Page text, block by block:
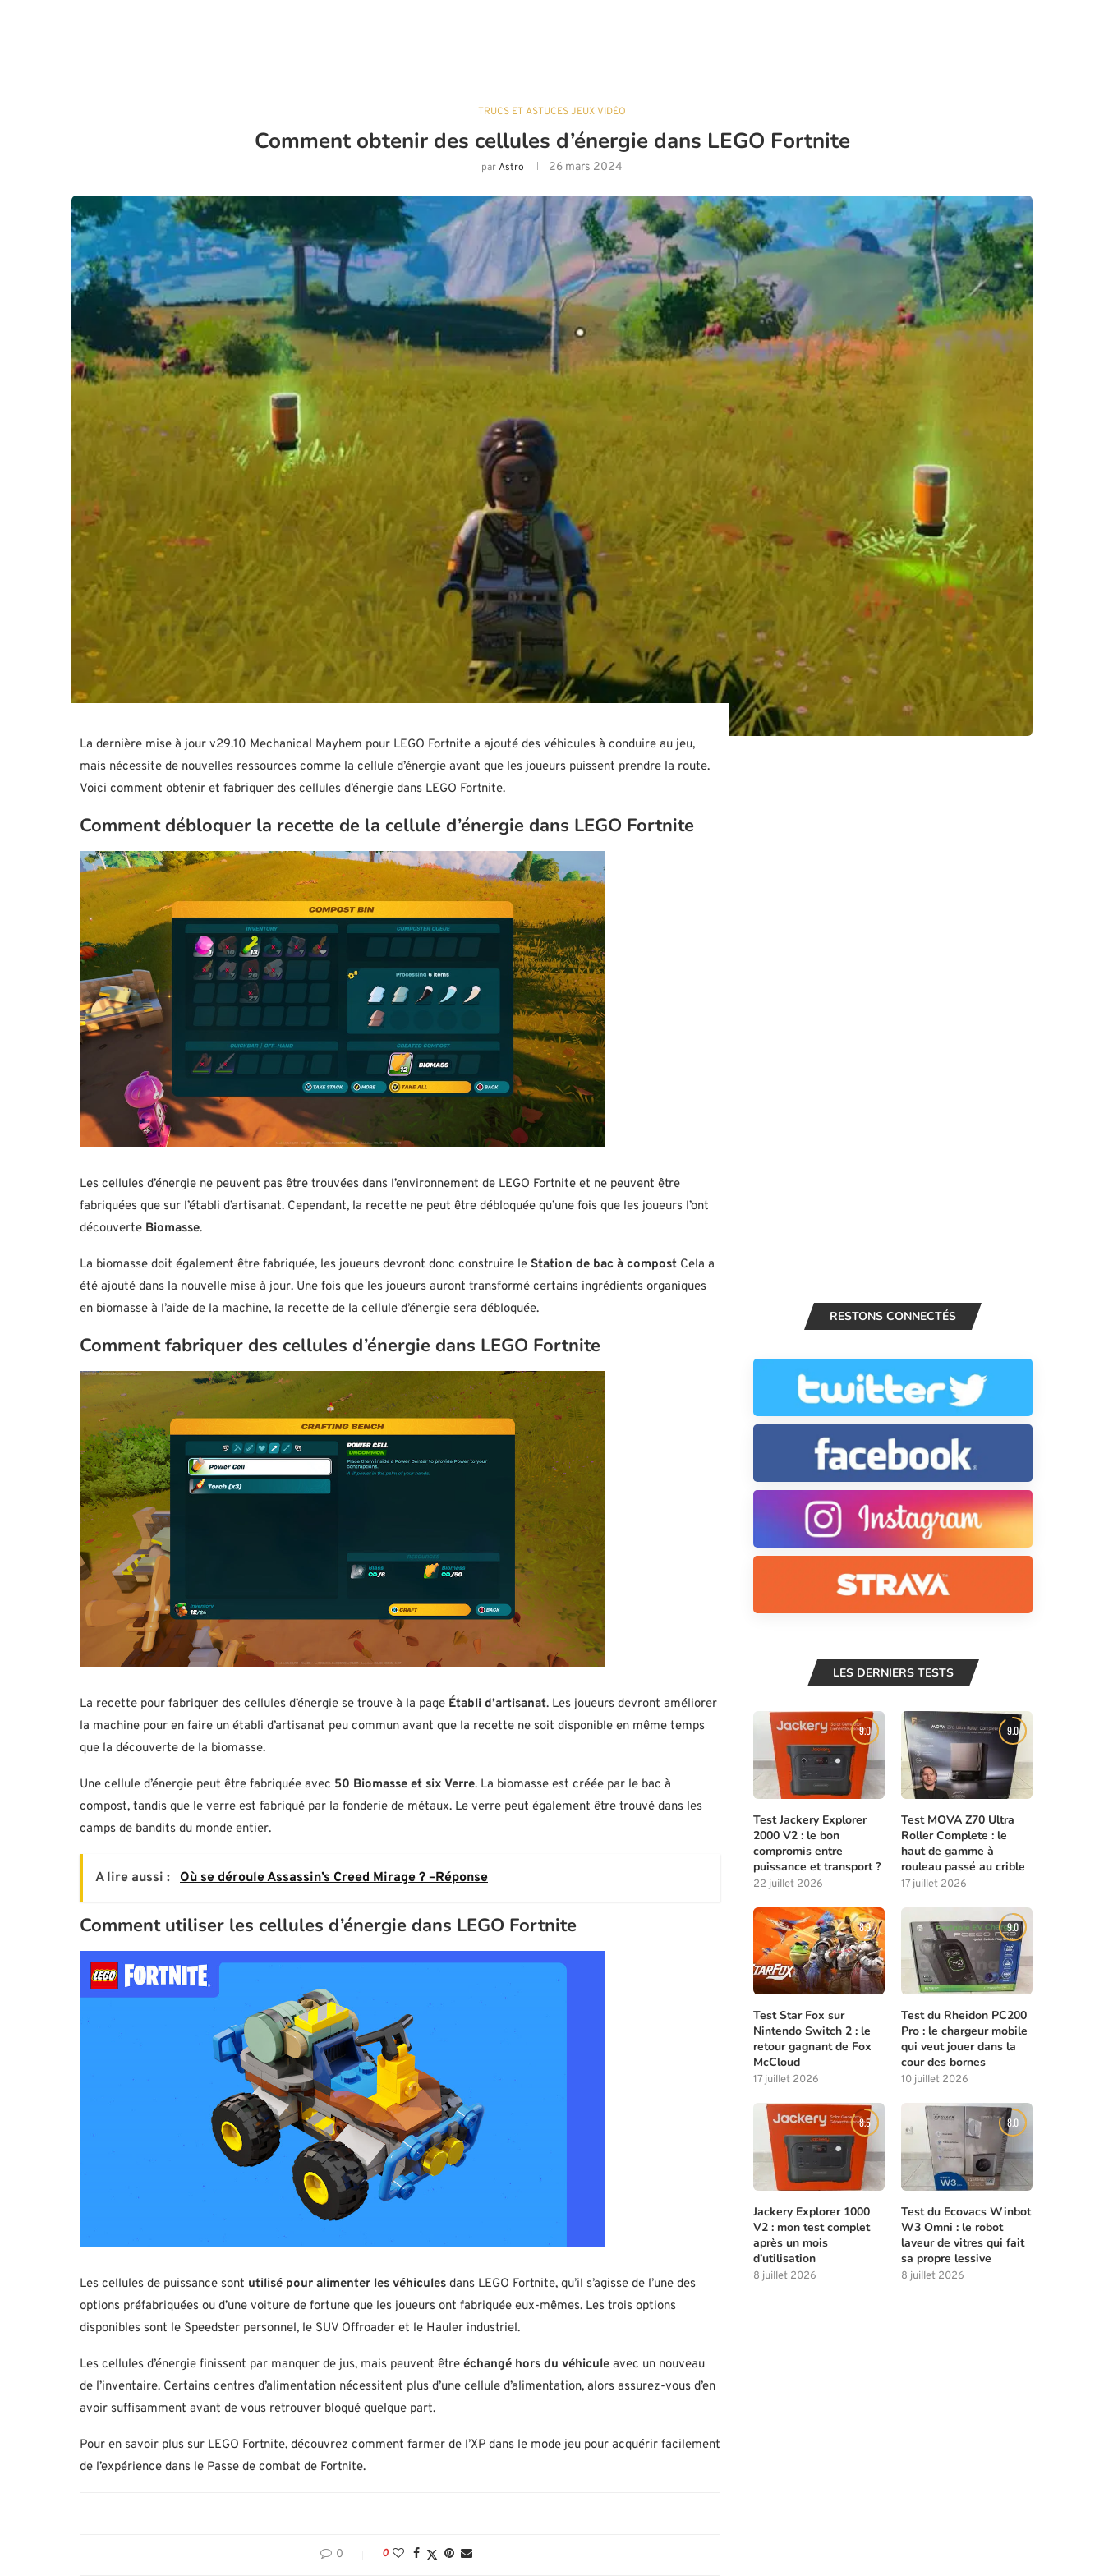
TRUCS ET ASTUCES JEUX VIDÉO
Comment obtenir des cellules d’énergie dans LEGO Fortnite
parAstro 26 mars 2024
La dernière mise à jour v29.10 Mechanical Mayhem pour LEGO Fortnite a ajouté des véhicules à conduire au jeu,
mais nécessite de nouvelles ressources comme la cellule d’énergie avant que les joueurs puissent prendre la route.
Voici comment obtenir et fabriquer des cellules d’énergie dans LEGO Fortnite.
Comment débloquer la recette de la cellule d’énergie dans LEGO Fortnite
Les cellules d’énergie ne peuvent pas être trouvées dans l’environnement de LEGO Fortnite et ne peuvent être
fabriquées que sur l’établi d’artisanat. Cependant, la recette ne peut être débloquée qu’une fois que les joueurs l’ont
découverte Biomasse.
La biomasse doit également être fabriquée, les joueurs devront donc construire le Station de bac à compost Cela a
été ajouté dans la nouvelle mise à jour. Une fois que les joueurs auront transformé certains ingrédients organiques
en biomasse à l’aide de la machine, la recette de la cellule d’énergie sera débloquée.
Comment fabriquer des cellules d’énergie dans LEGO Fortnite
La recette pour fabriquer des cellules d’énergie se trouve à la page Établi d’artisanat. Les joueurs devront améliorer
la machine pour en faire un établi d’artisanat peu commun avant que la recette ne soit disponible en même temps
que la découverte de la biomasse.
Une cellule d’énergie peut être fabriquée avec 50 Biomasse et six Verre. La biomasse est créée par le bac à
compost, tandis que le verre est fabriqué par la fonderie de métaux. Le verre peut également être trouvé dans les
camps de bandits du monde entier.
A lire aussi : Où se déroule Assassin’s Creed Mirage ? –Réponse
Comment utiliser les cellules d’énergie dans LEGO Fortnite
Les cellules de puissance sont utilisé pour alimenter les véhicules dans LEGO Fortnite, qu’il s’agisse de l’une des
options préfabriquées ou d’une voiture de fortune que les joueurs ont fabriquée eux-mêmes. Les trois options
disponibles sont le Speedster personnel, le SUV Offroader et le Hauler industriel.
Les cellules d’énergie finissent par manquer de jus, mais peuvent être échangé hors du véhicule avec un nouveau
de l’inventaire. Certains centres d’alimentation nécessitent plus d’une cellule d’alimentation, alors assurez-vous d’en
avoir suffisamment avant de vous retrouver bloqué quelque part.
Pour en savoir plus sur LEGO Fortnite, découvrez comment farmer de l’XP dans le mode jeu pour acquérir facilement
de l’expérience dans le Passe de combat de Fortnite.
0 0
RESTONS CONNECTÉS
LES DERNIERS TESTS
9.0
Test Jackery Explorer
2000 V2 : le bon
compromis entre
puissance et transport ?
22 juillet 2026
9.0
Test MOVA Z70 Ultra
Roller Complete : le
haut de gamme à
rouleau passé au crible
17 juillet 2026
8.0
Test Star Fox sur
Nintendo Switch 2 : le
retour gagnant de Fox
McCloud
17 juillet 2026
9.0
Test du Rheidon PC200
Pro : le chargeur mobile
qui veut jouer dans la
cour des bornes
10 juillet 2026
8.5
Jackery Explorer 1000
V2 : mon test complet
après un mois
d’utilisation
8 juillet 2026
8.0
Test du Ecovacs Winbot
W3 Omni : le robot
laveur de vitres qui fait
sa propre lessive
8 juillet 2026